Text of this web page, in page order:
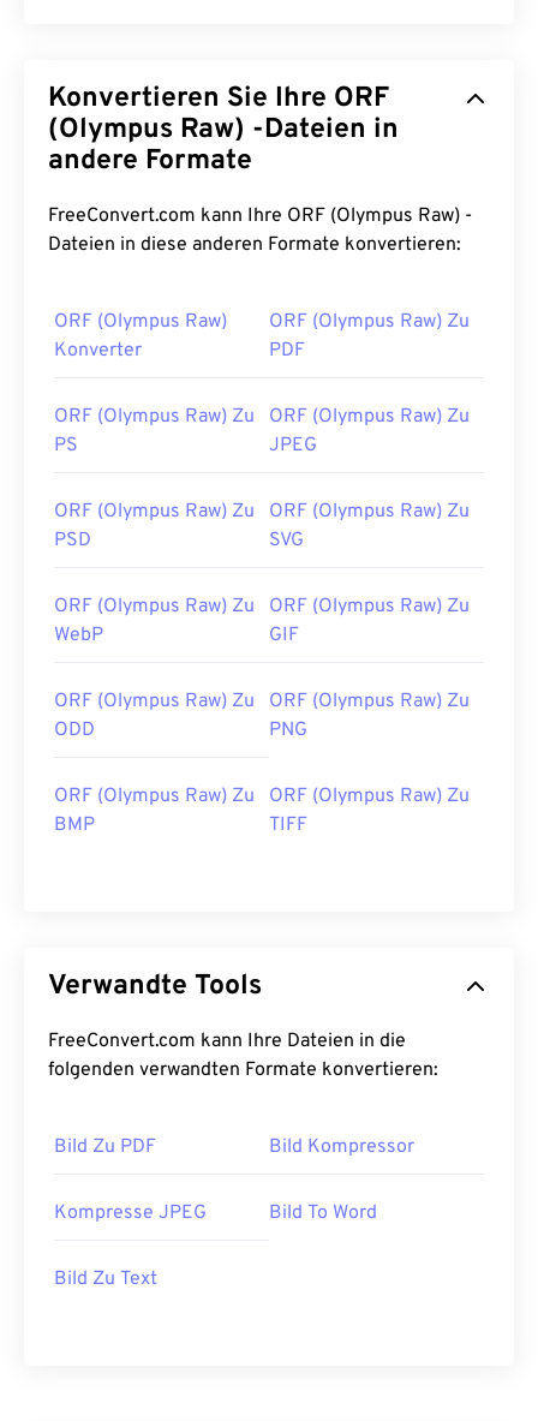
Konvertieren Sie Ihre ORF
(Olympus Raw) -Dateien in
andere Formate
FreeConvert.com kann Ihre ORF (Olympus Raw) -
Dateien in diese anderen Formate konvertieren:
ORF (Olympus Raw)
Konverter
ORF (Olympus Raw) Zu
PDF
ORF (Olympus Raw) Zu
PS
ORF (Olympus Raw) Zu
JPEG
ORF (Olympus Raw) Zu
PSD
ORF (Olympus Raw) Zu
SVG
ORF (Olympus Raw) Zu
WebP
ORF (Olympus Raw) Zu
GIF
ORF (Olympus Raw) Zu
ODD
ORF (Olympus Raw) Zu
PNG
ORF (Olympus Raw) Zu
BMP
ORF (Olympus Raw) Zu
TIFF
Verwandte Tools
FreeConvert.com kann Ihre Dateien in die
folgenden verwandten Formate konvertieren:
Bild Zu PDF Bild Kompressor
Kompresse JPEG Bild To Word
Bild Zu Text